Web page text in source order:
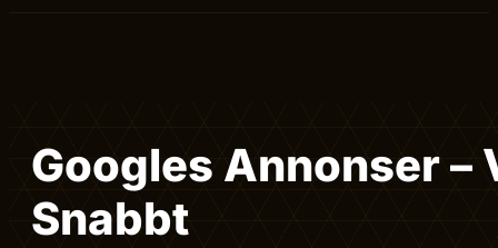
Googles Annonser –
Snabbt